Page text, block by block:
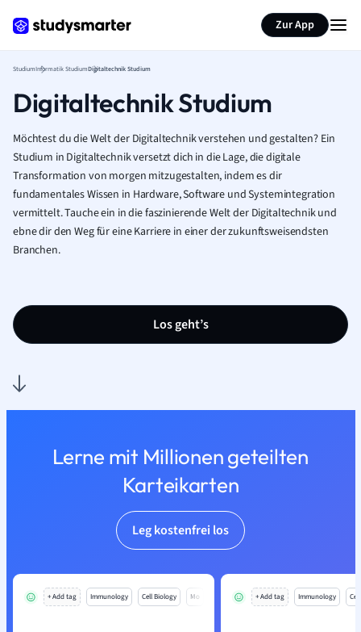
Zur App
StudiumInformatik StudiumDigitaltechnik Studium
Digitaltechnik Studium
Möchtest du die Welt der Digitaltechnik verstehen und gestalten? Ein
Studium in Digitaltechnik versetzt dich in die Lage, die digitale
Transformation von morgen mitzugestalten, indem es dir
fundamentales Wissen in Hardware, Software und Systemintegration
vermittelt. Tauche ein in die faszinierende Welt der Digitaltechnik und
ebne dir den Weg für eine Karriere in einer der zukunftsweisendsten
Branchen.
Los geht’s
Lerne mit Millionen geteilten
Karteikarten
Leg kostenfrei los
+ Add tag Immunology Cell Biology Mo + Add tag Immunology